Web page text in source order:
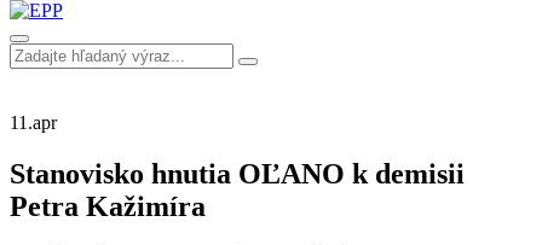
11.apr
Stanovisko hnutia OĽANO k demisii
Petra Kažimíra